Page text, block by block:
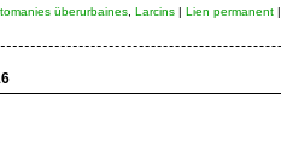
überurbaines, Larcins| Lien permanent|